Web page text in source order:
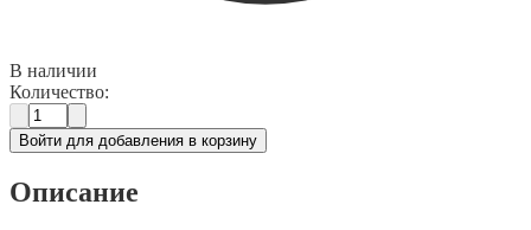
В наличии
Количество:
Войти для добавления в корзину
Описание